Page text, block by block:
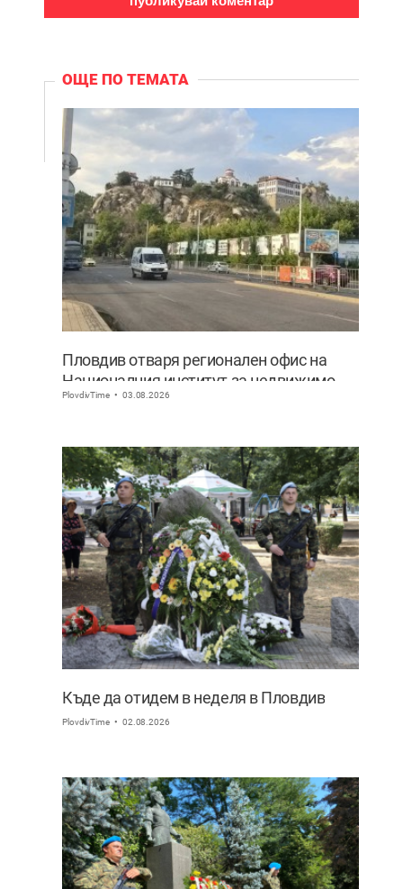
ОЩЕ ПО ТЕМАТА
Пловдив отваря регионален офис на
Националния институт за недвижимо
културно наследство
PlovdivTime 03.08.2026
Къде да отидем в неделя в Пловдив
PlovdivTime 02.08.2026